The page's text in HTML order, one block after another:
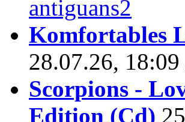
antiguans2
Komfortables
28.07.26,
Scorpions -
Edition (Cd)